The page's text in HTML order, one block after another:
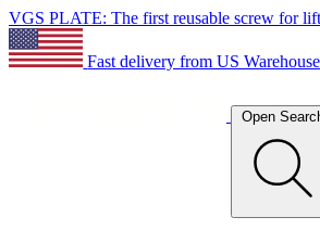
VGS PLATE: The first reusable screw for
Fast delivery from US
Open